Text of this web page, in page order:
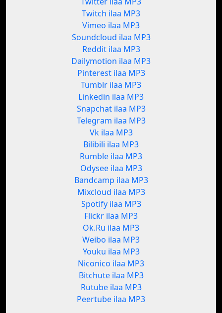
Twitch ilaa MP3
Vimeo ilaa MP3
Soundcloud ilaa MP3
Reddit ilaa MP3
Dailymotion ilaa MP3
Pinterest ilaa MP3
Tumblr ilaa MP3
Linkedin ilaa MP3
Snapchat ilaa MP3
Telegram ilaa MP3
Vk ilaa MP3
Bilibili ilaa MP3
Rumble ilaa MP3
Odysee ilaa MP3
Bandcamp ilaa MP3
Mixcloud ilaa MP3
Spotify ilaa MP3
Flickr ilaa MP3
Ok.Ru ilaa MP3
Weibo ilaa MP3
Youku ilaa MP3
Niconico ilaa MP3
Bitchute ilaa MP3
Rutube ilaa MP3
Peertube ilaa MP3